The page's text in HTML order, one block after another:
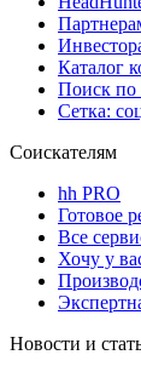
Каталог
Поиск по
Сетка:
Соискателям
hh PRO
Готовое
Все
Хочу у
Новости и